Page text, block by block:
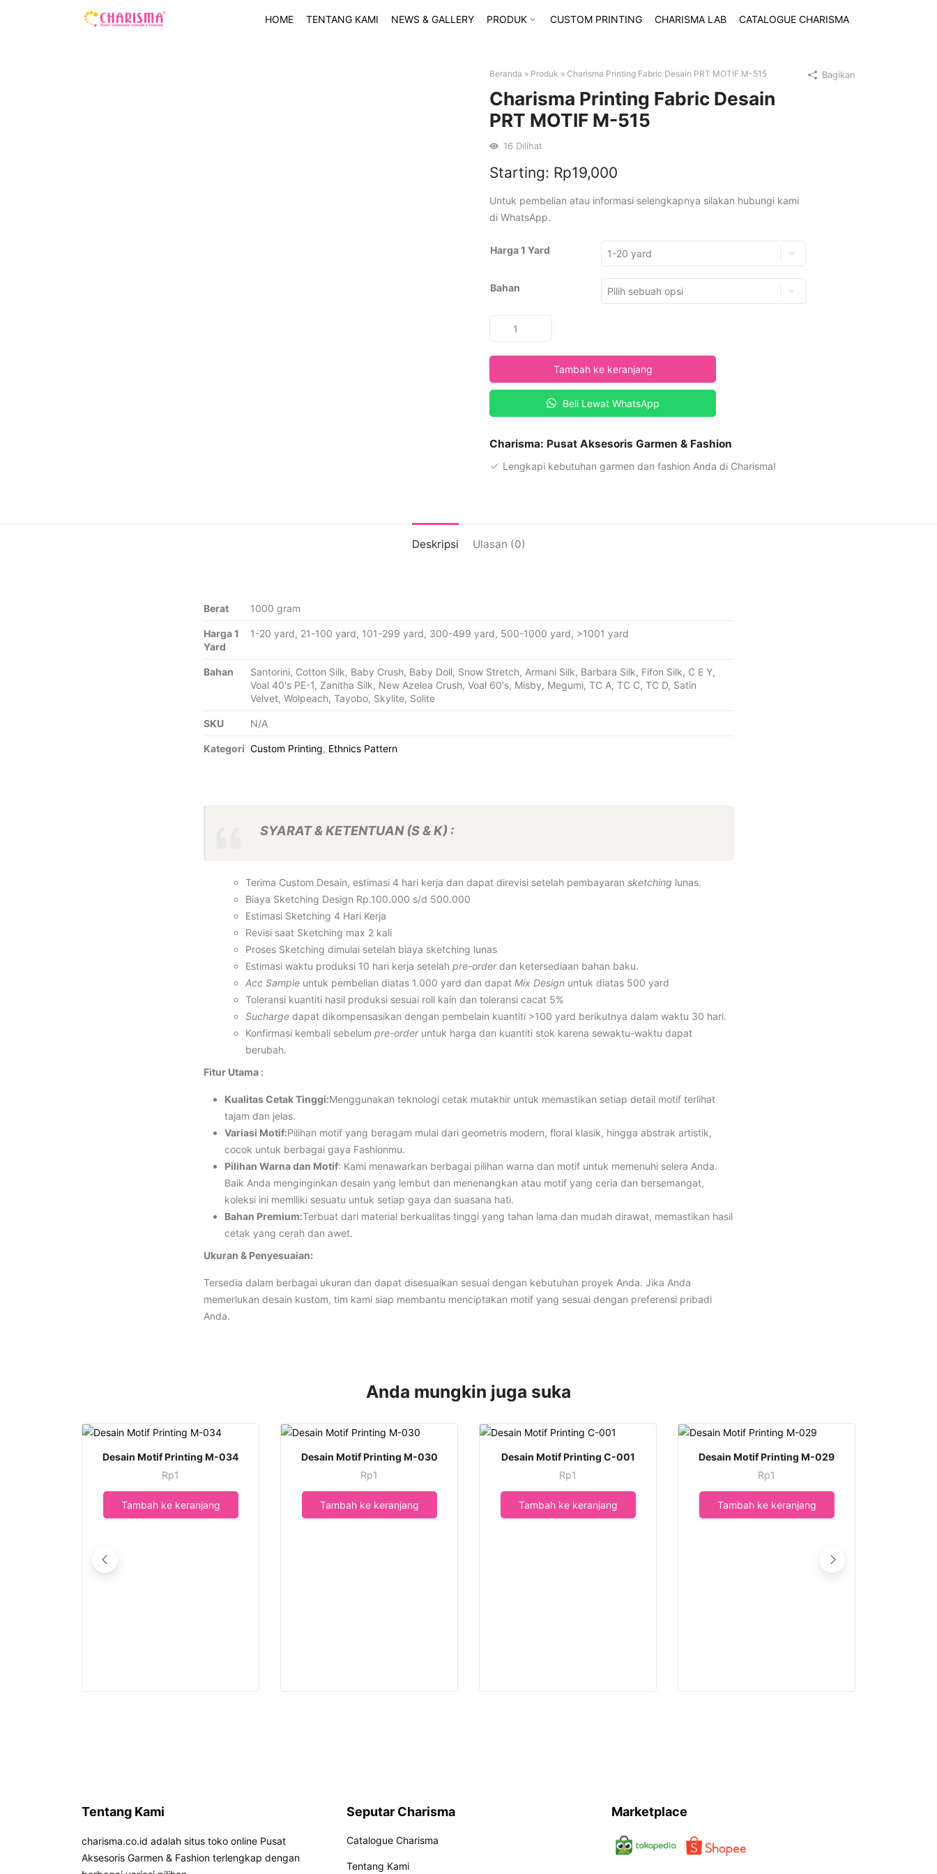
HOME TENTANG KAMI NEWS & GALLERY PRODUK CUSTOM PRINTING CHARISMA LAB CATALOGUE CHARISMA
Beranda » Produk » Charisma Printing Fabric Desain PRT MOTIF M-515
Charisma Printing Fabric Desain
PRT MOTIF M-515
16 Dilihat
Starting: Rp19,000
Untuk pembelian atau informasi selengkapnya silakan hubungi kami
di WhatsApp.
Harga 1 Yard
Bahan
Charisma
Printing
Desain
M-
Tambah ke keranjang
Beli Lewat WhatsApp
Charisma: Pusat Aksesoris Garmen & Fashion
Lengkapi kebutuhan garmen dan fashion Anda di Charisma!
Bagikan
Deskripsi Ulasan (0)
Berat 1000 gram
Harga 1
Yard
1-20 yard, 21-100 yard, 101-299 yard, 300-499 yard, 500-1000 yard, >1001 yard
Bahan
Santorini, Cotton Silk, Baby Crush, Baby Doll, Snow Stretch, Armani Silk, Barbara Silk, Fifon Silk, C E Y,
Voal 40's PE-1, Zanitha Silk, New Azelea Crush, Voal 60's, Misby, Megumi, TC A, TC C, TC D, Satin
Velvet, Wolpeach, Tayobo, Skylite, Solite
SKU N/A
Kategori Custom Printing, Ethnics Pattern
SYARAT & KETENTUAN (S & K) :
Terima Custom Desain, estimasi 4 hari kerja dan dapat direvisi setelah pembayaran sketching lunas.
Biaya Sketching Design Rp.100.000 s/d 500.000
Estimasi Sketching 4 Hari Kerja
Revisi saat Sketching max 2 kali
Proses Sketching dimulai setelah biaya sketching lunas
Estimasi waktu produksi 10 hari kerja setelah pre-orderdan ketersediaan bahan baku.
Acc Sample untuk pembelian diatas 1.000 yard dan dapat Mix Design untuk diatas 500 yard
Toleransi kuantiti hasil produksi sesuai roll kain dan toleransi cacat 5%
Sucharge dapat dikompensasikan dengan pembelain kuantiti >100 yard berikutnya dalam waktu 30 hari.
Konfirmasi kembali sebelum pre-orderuntuk harga dan kuantiti stok karena sewaktu-waktu dapat
berubah.
Fitur Utama :
Kualitas Cetak Tinggi:Menggunakan teknologi cetak mutakhir untuk memastikan setiap detail motif terlihat
tajam dan jelas.
Variasi Motif:Pilihan motif yang beragam mulai dari geometris modern, floral klasik, hingga abstrak artistik,
cocok untuk berbagai gaya Fashionmu.
Pilihan Warna dan Motif: Kami menawarkan berbagai pilihan warna dan motif untuk memenuhi selera Anda.
Baik Anda menginginkan desain yang lembut dan menenangkan atau motif yang ceria dan bersemangat,
koleksi ini memiliki sesuatu untuk setiap gaya dan suasana hati.
Bahan Premium:Terbuat dari material berkualitas tinggi yang tahan lama dan mudah dirawat, memastikan hasil
cetak yang cerah dan awet.
Ukuran & Penyesuaian:
Tersedia dalam berbagai ukuran dan dapat disesuaikan sesuai dengan kebutuhan proyek Anda. Jika Anda
memerlukan desain kustom, tim kami siap membantu menciptakan motif yang sesuai dengan preferensi pribadi
Anda.
Anda mungkin juga suka
Desain Motif Printing M-034
Rp1
Tambah ke keranjang
Desain Motif Printing M-030
Rp1
Tambah ke keranjang
Desain Motif Printing C-001
Rp1
Tambah ke keranjang
Desain Motif Printing M-029
Rp1
Tambah ke keranjang
Tentang Kami
charisma.co.id adalah situs toko online Pusat
Aksesoris Garmen & Fashion terlengkap dengan
Seputar Charisma
Catalogue Charisma
Tentang Kami
Marketplace